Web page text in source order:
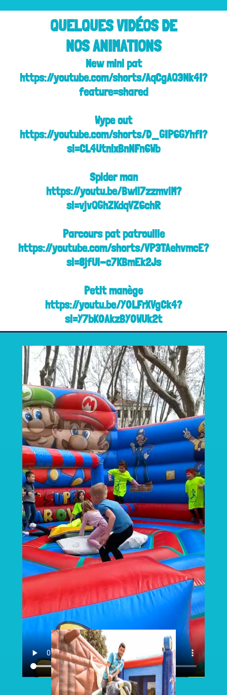
QUELQUES VIDÉOS DE
NOSANIMATIONS
New mini pat
https://youtube.com/shorts/AqCgAQ3Nk4I?
feature=shared
Wype out
https://youtube.com/shorts/D_GIP6GYhfI?
si=CL4UtnlxBnNFn6Wb
Spider man
https://youtu.be/Bwil7zzmviM?
si=vjvQGhZKdqVZ6chR
Parcours pat patrouille
https://youtube.com/shorts/VP3TAehvmcE?
si=8jfUl-c7KBmEk2Js
Petit manège
https://youtu.be/Y0LFrXVgCk4?
si=Y7bK0AkzBY0WUk2t